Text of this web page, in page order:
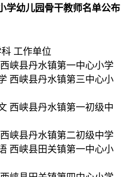
学幼儿园骨干教师名单公布
工作单位
峡县丹水镇第一中心小学
西峡县丹水镇第三中心小
西峡县丹水镇第一初级中
峡县丹水镇第二初级中学
西峡县田关镇第一中心小